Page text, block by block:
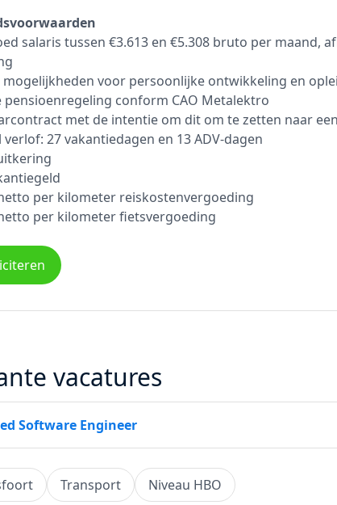
salaris tussen €3.613 en €5.308 bruto per maand,
mogelijkheden voor persoonlijke ontwikkeling en
pensioenregeling conform CAO Metalektro
met de intentie om dit om te zetten naar
verlof: 27 vakantiedagen en 13 ADV-dagen
per kilometer reiskostenvergoeding
per kilometer fietsvergoeding
vacatures
Software Engineer
Transport Niveau HBO